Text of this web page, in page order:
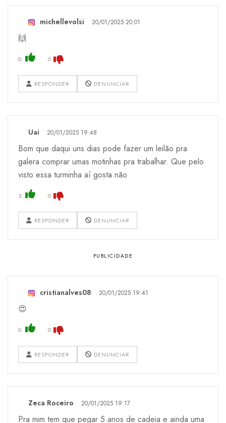
michellevolsi 20/01/2025 20:01
🙌
0 0
RESPONDER DENUNCIAR
Uai 20/01/2025 19:48
Bom que daqui uns dias pode fazer um leilão pra
galera comprar umas motinhas pra trabalhar. Que pelo
visto essa turminha aí gosta não
3 0
RESPONDER DENUNCIAR
cristianalves08 20/01/2025 19:41
😍
0 0
RESPONDER DENUNCIAR
Zeca Roceiro 20/01/2025 19:17
Pra mim tem que pegar 5 anos de cadeia e ainda uma